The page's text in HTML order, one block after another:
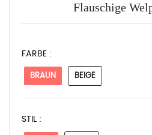
Flauschige
FARBE :
BRAUN BEIGE
STIL :